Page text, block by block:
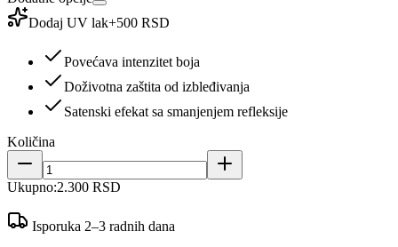
Dodaj UV lak+500 RSD
Povećava intenzitet boja
Doživotna zaštita od izbleđivanja
Satenski efekat sa smanjenjem refleksije
Količina
Ukupno:2.300 RSD
Isporuka 2–3 radnih dana